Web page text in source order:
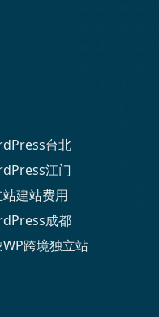
台北
江门
建站费用
成都
WP跨境独立站